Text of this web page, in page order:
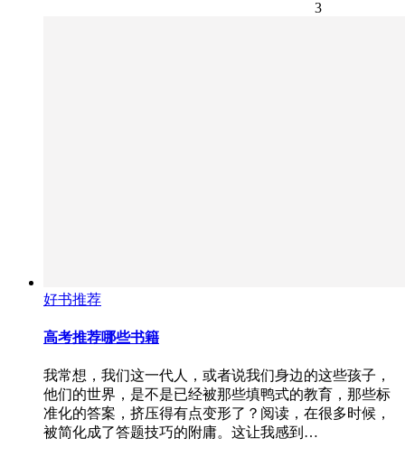
3
好书推荐
高考推荐哪些书籍
我常想，我们这一代人，或者说我们身边的这些孩子，
他们的世界，是不是已经被那些填鸭式的教育，那些标
准化的答案，挤压得有点变形了？阅读，在很多时候，
被简化成了答题技巧的附庸。这让我感到…